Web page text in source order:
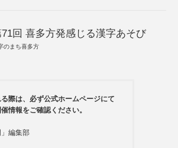
回 喜多方発感じる漢字あそび
のまち喜多方
際は、必ず公式ホームページにて
情報をご確認ください。
」編集部